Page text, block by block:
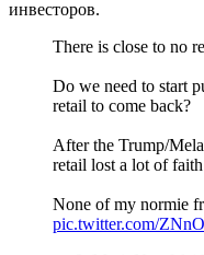
инвесторов.
There is close to no
Do we need to start
retail to come back?
After the Trump/
retail lost a lot of
None of my normie
pic.twitter.com/